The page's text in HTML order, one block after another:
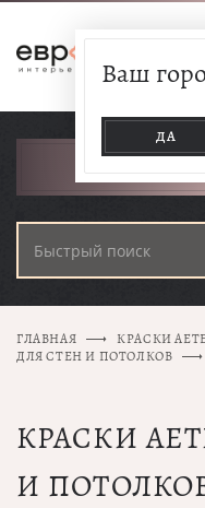
Ваш
ДА
ГЛАВНАЯ
КРАСКИ
ДЛЯ СТЕН И ПОТОЛКОВ
КРАСКИ
И